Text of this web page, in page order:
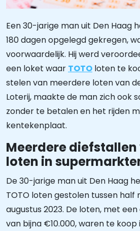
Een 30-jarige man uit Den Haag
180 dagen opgelegd gekregen,
voorwaardelijk. Hij werd
een loket waar TOTO loten te
stelen van meerdere loten van
Loterij, maakte de man zich ook
zonder te betalen en het rijden
kentekenplaat.
Meerdere diefstallen
loten in
De 30-jarige man uit Den Haag
TOTO loten gestolen tussen half
augustus 2023. De loten, met
van bijna €10.000, waren te koop